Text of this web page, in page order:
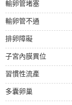
輸卵管堵塞
輸卵管不通
排卵障礙
子宮內膜異位
習慣性流產
多囊卵巢